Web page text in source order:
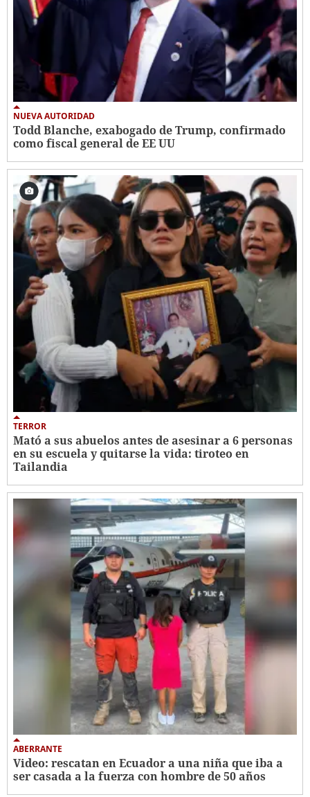
NUEVA AUTORIDAD
Todd Blanche, exabogado de Trump, confirmado
como fiscal general de EE UU
TERROR
Mató a sus abuelos antes de asesinar a 6 personas
en su escuela y quitarse la vida: tiroteo en
Tailandia
ABERRANTE
Video: rescatan en Ecuador a una niña que iba a
ser casada a la fuerza con hombre de 50 años